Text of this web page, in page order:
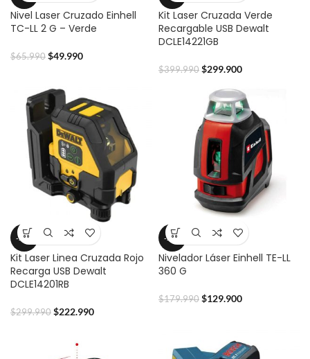
Nivel Laser Cruzado Einhell
TC-LL 2 G – Verde
$65.990 $49.990
Kit Laser Cruzada Verde
Recargable USB Dewalt
DCLE14221GB
$399.990 $299.900
-26%
Kit Laser Linea Cruzada Rojo
Recarga USB Dewalt
DCLE14201RB
$299.990 $222.990
-28%
Nivelador Láser Einhell TE-LL
360 G
$179.990 $129.900